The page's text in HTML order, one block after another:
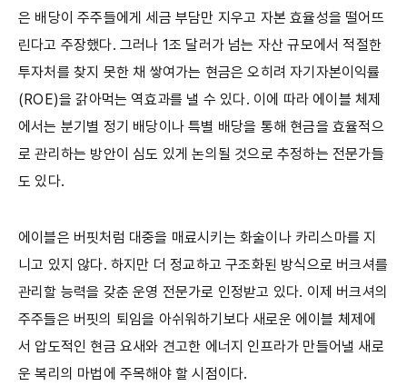
은 배당이 주주들에게 세금 부담만 지우고 자본 효율성을 떨어뜨
린다고 주장했다. 그러나 1조 달러가 넘는 자산 규모에서 적절한
투자처를 찾지 못한 채 쌓여가는 현금은 오히려 자기자본이익률
(ROE)을 갉아먹는 역효과를 낼 수 있다. 이에 따라 에이블 체제
에서는 분기별 정기 배당이나 특별 배당을 통해 현금을 효율적으
로 관리하는 방안이 심도 있게 논의될 것으로 추정하는 전문가들
도 있다.
에이블은 버핏처럼 대중을 매료시키는 화술이나 카리스마를 지
니고 있지 않다. 하지만 더 정교하고 구조화된 방식으로 버크셔를
관리할 능력을 갖춘 운영 전문가로 인정받고 있다. 이제 버크셔의
주주들은 버핏의 퇴임을 아쉬워하기보다 새로운 에이블 체제에
서 압도적인 현금 요새와 견고한 에너지 인프라가 만들어낼 새로
운 복리의 마법에 주목해야 할 시점이다.